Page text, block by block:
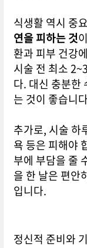
식생활 역시 중
연을 피하는 것
환과 피부 건강
시술 전 최소
다. 대신 충분한
는 것이 좋습니
추가로, 시술 하
욕 등은 피해야
부에 부담을 줄
을 한 날은 편안
입니다.
정신적 준비와